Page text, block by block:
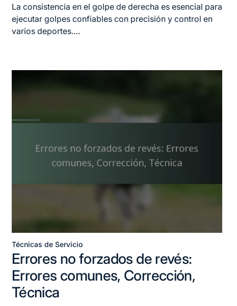
read
time
La consistencia en el golpe de derecha es esencial para
ejecutar golpes confiables con precisión y control en
varios deportes.…
Posted
in
Técnicas de Servicio
Errores no forzados de revés:
Errores comunes, Corrección,
Técnica